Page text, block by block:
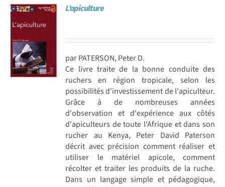
L’apiculture
par PATERSON, Peter D.
Ce livre traite de la bonne conduite des
ruchers en région tropicale, selon les
possibilités d'investissement de l'apiculteur.
Grâce à de nombreuses années
d'observation et d'expérience aux côtés
d'apiculteurs de toute l'Afrique et dans son
rucher au Kenya, Peter David Paterson
décrit avec précision comment réaliser et
utiliser le matériel apicole, comment
récolter et traiter les produits de la ruche.
Dans un langage simple et pédagogique,